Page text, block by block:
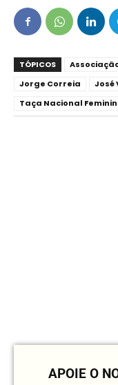
TÓPICOS
Jorge Correia
José
Taça Nacional
APOIE O